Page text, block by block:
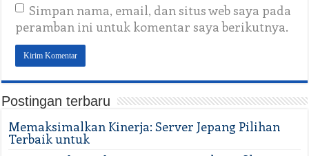
Simpan nama, email, dan situs web saya pada
peramban ini untuk komentar saya berikutnya.
Postingan terbaru
Memaksimalkan Kinerja: Server Jepang Pilihan
Terbaik untuk